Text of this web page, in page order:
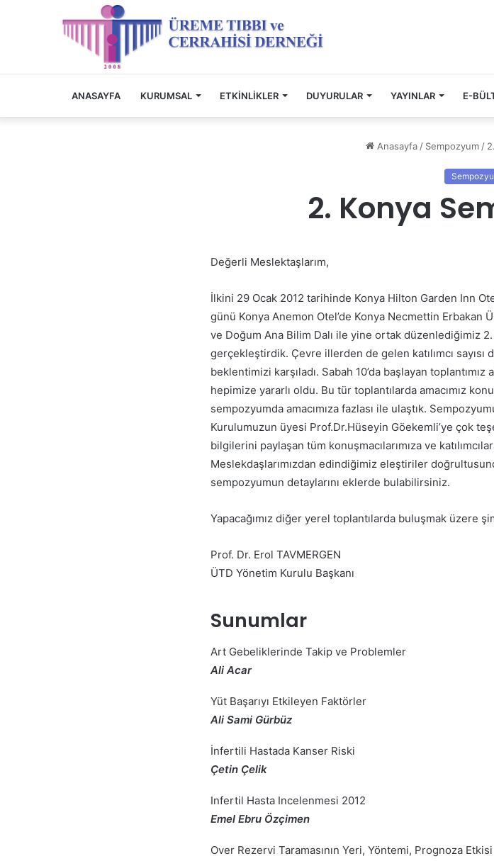
ANASAYFA KURUMSAL ETKINLIKLER DUYURULAR YAYINLAR E-
Anasayfa / Sempozyum /
2. Konya
Değerli Meslektaşlarım,
İlkini 29 Ocak 2012 tarihinde Konya Hilton Garden Inn
günü Konya Anemon Otel’de Konya Necmettin Erbakan
ve Doğum Ana Bilim Dalı ile yine ortak düzenlediğimiz
gerçekleştirdik. Çevre illerden de gelen katılımcı sayısı
beklentimizi karşıladı. Sabah 10’da başlayan
hepimize yararlı oldu. Bu tür toplantılarda amacımız
sempozyumda amacımıza fazlası ile ulaştık.
Kurulumuzun üyesi Prof.Dr.Hüseyin Göekemli’ye çok
bilgilerini paylaşan tüm konuşmacılarımıza ve
Meslekdaşlarımızdan edindiğimiz eleştiriler
sempozyumun detaylarını eklerde bulabilirsiniz.
Yapacağımız diğer yerel toplantılarda buluşmak üzere
Prof. Dr. Erol TAVMERGEN
ÜTD Yönetim Kurulu Başkanı
Sunumlar
Art Gebeliklerinde Takip ve Problemler
Ali Acar
Yüt Başarıyı Etkileyen Faktörler
Ali Sami Gürbüz
İnfertili Hastada Kanser Riski
Çetin Çelik
Infertil Hasta Incelenmesi 2012
Emel Ebru Özçimen
Over Rezervi Taramasının Yeri, Yöntemi, Prognoza Etkisi